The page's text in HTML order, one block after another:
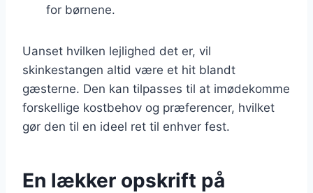
for børnene.
Uanset hvilken lejlighed det er, vil
skinkestangen altid være et hit blandt
gæsterne. Den kan tilpasses til at imødekomme
forskellige kostbehov og præferencer, hvilket
gør den til en ideel ret til enhver fest.
En lækker opskrift på